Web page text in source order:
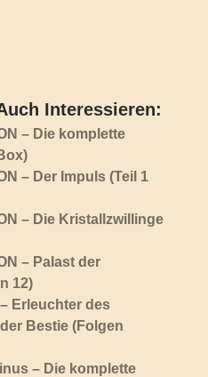
Interessieren:
– Die komplette
– Der Impuls (Teil 1
– Die Kristallzwillinge
– Palast der
12)
Erleuchter des
Bestie (Folgen
– Die komplette